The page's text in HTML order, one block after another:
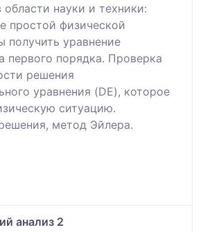
науки и техники:
простой физической
получить уравнение
первого порядка. Проверка
решения
уравнения (DE), которое
ситуацию.
метод Эйлера.
анализ 2